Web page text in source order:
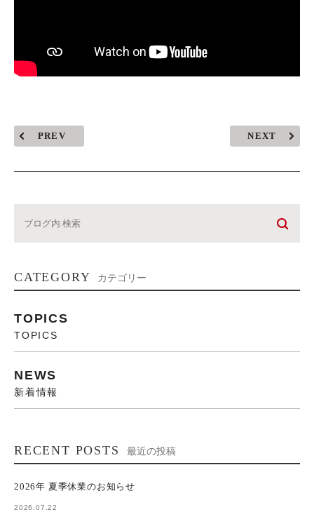
PREV NEXT
CATEGORY カテゴリー
TOPICS
TOPICS
NEWS
新着情報
RECENT POSTS 最近の投稿
2026年 夏季休業のお知らせ
2026.07.22